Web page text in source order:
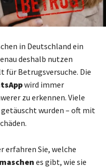
in Deutschland ein
deshalb nutzen
für Betrugsversuche. Die
wird immer
zu erkennen. Viele
wurden – oft mit
erfahren Sie, welche
es gibt, wie sie